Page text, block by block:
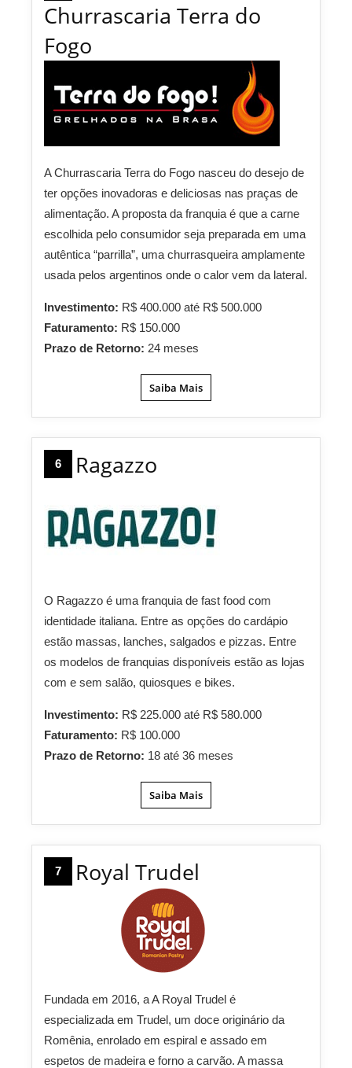
Churrascaria Terra do
Fogo
A Churrascaria Terra do Fogo nasceu do desejo de
ter opções inovadoras e deliciosas nas praças de
alimentação. A proposta da franquia é que a carne
escolhida pelo consumidor seja preparada em uma
autêntica “parrilla”, uma churrasqueira amplamente
usada pelos argentinos onde o calor vem da lateral.
Investimento: R$ 400.000 até R$ 500.000
Faturamento: R$ 150.000
Prazo de Retorno: 24 meses
Saiba Mais
6 Ragazzo
O Ragazzo é uma franquia de fast food com
identidade italiana. Entre as opções do cardápio
estão massas, lanches, salgados e pizzas. Entre
os modelos de franquias disponíveis estão as lojas
com e sem salão, quiosques e bikes.
Investimento: R$ 225.000 até R$ 580.000
Faturamento: R$ 100.000
Prazo de Retorno: 18 até 36 meses
Saiba Mais
7 Royal Trudel
Fundada em 2016, a A Royal Trudel é
especializada em Trudel, um doce originário da
Romênia, enrolado em espiral e assado em
espetos de madeira e forno a carvão. A massa